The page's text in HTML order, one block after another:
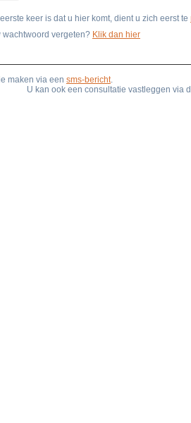
keer is dat u hier komt, dient u zich eerst te
wachtwoord vergeten? Klik dan hier
maken via een sms-bericht.
U kan ook een consultatie vastleggen via